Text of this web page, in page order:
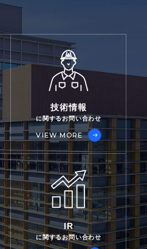
技術情報
に関するお問い合わせ
VIEW MORE
IR
に関するお問い合わせ